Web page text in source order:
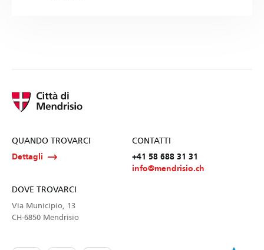
QUANDO TROVARCI
Dettagli
CONTATTI
+41 58 688 31 31
info@mendrisio.ch
DOVE TROVARCI
Via Municipio, 13
CH-6850 Mendrisio